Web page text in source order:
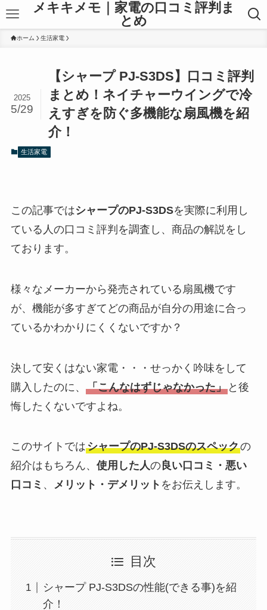
メキキメモ｜家電の口コミ評判ま
とめ
ホーム 生活家電
【シャープ PJ-S3DS】口コミ評判
まとめ！ネイチャーウイングで冷
えすぎを防ぐ多機能な扇風機を紹
介！
2025
5/29
生活家電
この記事ではシャープのPJ-S3DSを実際に利用し
ている人の口コミ評判を調査し、商品の解説をし
ております。
様々なメーカーから発売されている扇風機です
が、機能が多すぎてどの商品が自分の用途に合っ
ているかわかりにくくないですか？
決して安くはない家電・・・せっかく吟味をして
購入したのに、 「こんなはずじゃなかった」と後
悔したくないですよね。
このサイトではシャープのPJ-S3DSのスペックの
紹介はもちろん、 使用した人の良い口コミ・悪い
口コミ 、 メリット・デメリット をお伝えします。
目次
シャープ PJ-S3DSの性能(できる事)を紹
介！